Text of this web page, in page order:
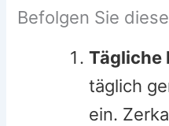
Befolgen Sie
Tägliche
täglich
ein.